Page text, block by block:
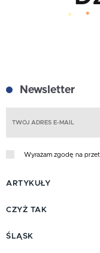
Newsletter
Wyrażam zgodę na
ARTYKUŁY
CZYŻ TAK
ŚLĄSK